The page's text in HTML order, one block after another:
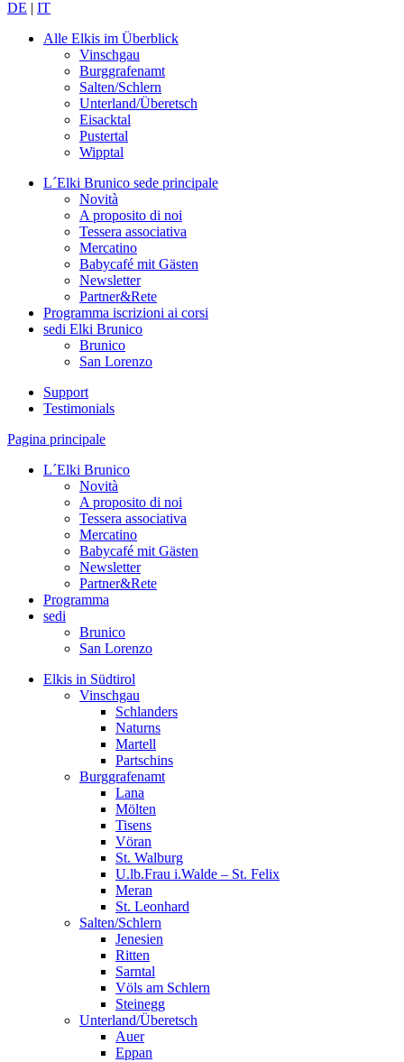
DE | IT
Alle Elkis im Überblick
Vinschgau
Burggrafenamt
Salten/Schlern
Unterland/Überetsch
Eisacktal
Pustertal
Wipptal
L´Elki Brunico sede principale
Novità
A proposito di noi
Tessera associativa
Mercatino
Babycafé mit Gästen
Newsletter
Partner&Rete
Programma iscrizioni ai corsi
sedi Elki Brunico
Brunico
San Lorenzo
Support
Testimonials
Pagina principale
L´Elki Brunico
Novità
A proposito di noi
Tessera associativa
Mercatino
Babycafé mit Gästen
Newsletter
Partner&Rete
Programma
sedi
Brunico
San Lorenzo
Elkis in Südtirol
Vinschgau
Schlanders
Naturns
Martell
Partschins
Burggrafenamt
Lana
Mölten
Tisens
Vöran
St. Walburg
U.lb.Frau i.Walde – St. Felix
Meran
St. Leonhard
Salten/Schlern
Jenesien
Ritten
Sarntal
Völs am Schlern
Steinegg
Unterland/Überetsch
Auer
Eppan